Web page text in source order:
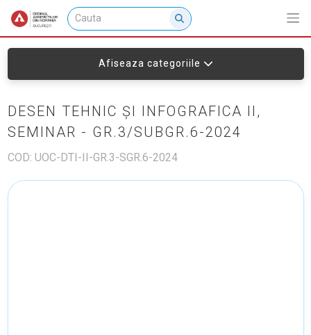
Afiseaza categoriile
DESEN TEHNIC ȘI INFOGRAFICA II,
SEMINAR - GR.3/SUBGR.6-2024
COD: UOC-DTI-II-GR.3-SGR.6-2024